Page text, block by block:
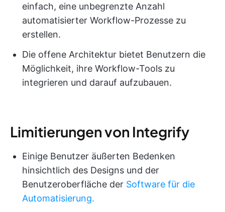
einfach, eine unbegrenzte Anzahl
automatisierter Workflow-Prozesse zu
erstellen.
Die offene Architektur bietet Benutzern die
Möglichkeit, ihre Workflow-Tools zu
integrieren und darauf aufzubauen.
Limitierungen von Integrify
Einige Benutzer äußerten Bedenken
hinsichtlich des Designs und der
Benutzeroberfläche der Software für die
Automatisierung.